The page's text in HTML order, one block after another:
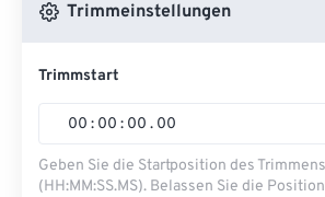
Trimmeinstellungen
Trimmstart
00 : 00 : 00 . 00
Geben Sie die Startposition des
(HH:MM:SS.MS). Belassen Sie die